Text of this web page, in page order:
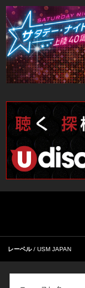
レーベル USM JAPAN